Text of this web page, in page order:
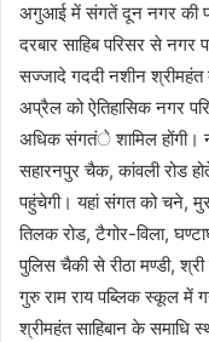
अगुआई में संगतें दून नगर की
दरबार साहिब परिसर से नगर
सज्जादे गददी नशीन श्रीमहंत
अप्रैल को ऐतिहासिक नगर
अधिक संगतंे शामिल होंगी।
सहारनपुर चैक, कांवली रोड
पहुंचेगी। यहां संगत को चने,
तिलक रोड, टैगोर-विला,
पुलिस चैकी से रीठा मण्डी,
गुरु राम राय पब्लिक स्कूल में
श्रीमहंत साहिबान के